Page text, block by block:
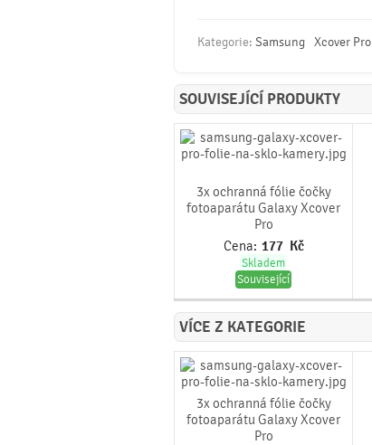
Kategorie: Samsung Xcover Pro
SOUVISEJÍCÍ PRODUKTY
3x ochranná fólie čočky
fotoaparátu Galaxy Xcover
Pro
Cena: 177 Kč
Skladem
Související
VÍCE Z KATEGORIE
3x ochranná fólie čočky
fotoaparátu Galaxy Xcover
Pro